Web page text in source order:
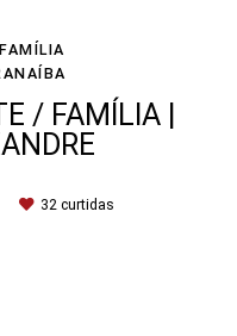
/ FAMÍLIA |
32 curtidas